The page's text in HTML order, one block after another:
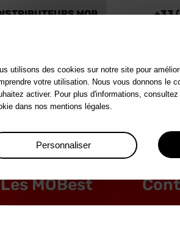
MOB
à portée de main
+33
OUTILS
Les MOBest
Trouvez vos
utilisons des cookies sur notre site pour
votre utilisation. Nous vous donnons le
activer. Pour plus d'informations,
dans nos mentions légales.
Personnaliser